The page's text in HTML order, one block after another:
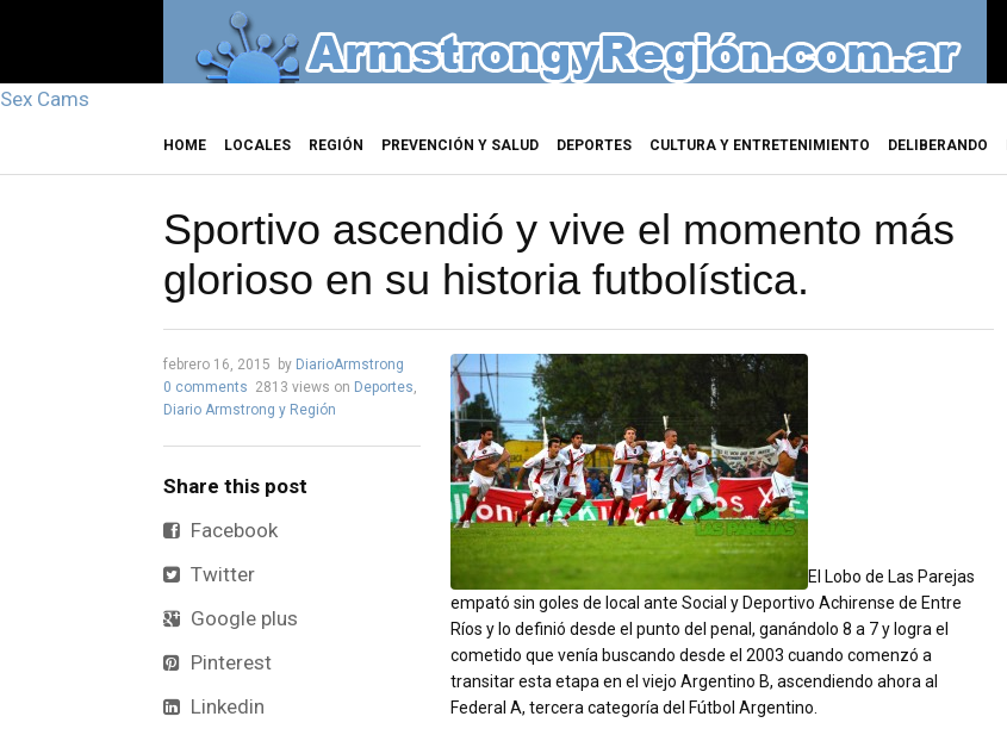
Sex Cams
HOME LOCALES REGIÓN PREVENCIÓN Y SALUD DEPORTES CULTURA Y ENTRETENIMIENTO DELIBERANDO
Sportivo ascendió y vive el momento más
glorioso en su historia futbolística.
El Lobo de Las Parejas
empató sin goles de local ante Social y Deportivo Achirense de Entre
Ríos y lo definió desde el punto del penal, ganándolo 8 a 7 y logra el
cometido que venía buscando desde el 2003 cuando comenzó a
transitar esta etapa en el viejo Argentino B, ascendiendo ahora al
Federal A, tercera categoría del Fútbol Argentino.
febrero 16, 2015 by DiarioArmstrong
0 comments 2813 views on Deportes,
Diario Armstrong y Región
Share this post
Facebook
Twitter
Google plus
Pinterest
Linkedin